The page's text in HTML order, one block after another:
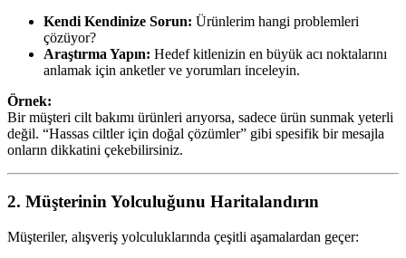
Kendi Kendinize Sorun: Ürünlerim hangi problemleri
çözüyor?
Araştırma Yapın: Hedef kitlenizin en büyük acı noktalarını
anlamak için anketler ve yorumları inceleyin.
Örnek:
Bir müşteri cilt bakımı ürünleri arıyorsa, sadece ürün sunmak yeterli
değil. “Hassas ciltler için doğal çözümler” gibi spesifik bir mesajla
onların dikkatini çekebilirsiniz.
2. Müşterinin Yolculuğunu Haritalandırın
Müşteriler, alışveriş yolculuklarında çeşitli aşamalardan geçer: